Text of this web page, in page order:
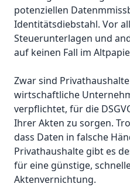
potenziellen
Identitätsdiebstahl. Vor
Steuerunterlagen und
auf keinen Fall im
Zwar sind
wirtschaftliche
verpflichtet, für die
Ihrer Akten zu sorgen.
dass Daten in falsche
Privathaushalte gibt es
für eine günstige,
Aktenvernichtung.